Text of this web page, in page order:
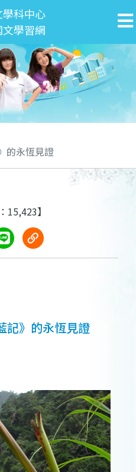
科中心
學習網
的永恆見證
15,423】
記》的永恆見證